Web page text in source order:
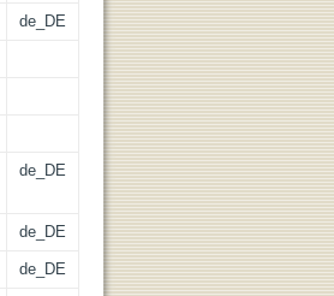
de_DE
de_DE
de_DE
de_DE